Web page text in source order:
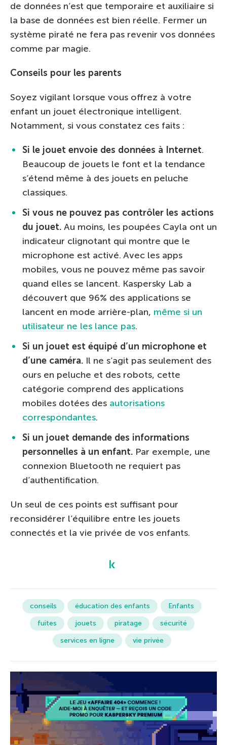
de données n’est que temporaire et auxiliaire si
la base de données est bien réelle. Fermer un
système piraté ne fera pas revenir vos données
comme par magie.
Conseils pour les parents
Soyez vigilant lorsque vous offrez à votre
enfant un jouet électronique intelligent.
Notamment, si vous constatez ces faits :
Si le jouet envoie des données à Internet.
Beaucoup de jouets le font et la tendance
s’étend même à des jouets en peluche
classiques.
Si vous ne pouvez pas contrôler les actions
du jouet. Au moins, les poupées Cayla ont un
indicateur clignotant qui montre que le
microphone est activé. Avec les apps
mobiles, vous ne pouvez même pas savoir
quand elles se lancent. Kaspersky Lab a
découvert que 96% des applications se
lancent en mode arrière-plan, même si un
utilisateur ne les lance pas.
Si un jouet est équipé d’un microphone et
d’une caméra. Il ne s’agit pas seulement des
ours en peluche et des robots, cette
catégorie comprend des applications
mobiles dotées des autorisations
correspondantes.
Si un jouet demande des informations
personnelles à un enfant. Par exemple, une
connexion Bluetooth ne requiert pas
d’authentification.
Un seul de ces points est suffisant pour
reconsidérer l’équilibre entre les jouets
connectés et la vie privée de vos enfants.
conseils éducation des enfants
Enfants
fuites
jouets piratage
sécurité
services en ligne
vie privée